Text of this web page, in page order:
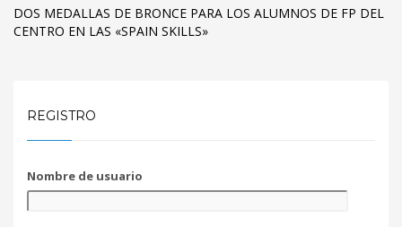
DOS MEDALLAS DE BRONCE PARA LOS ALUMNOS DE FP DEL
CENTRO EN LAS «SPAIN SKILLS»
REGISTRO
Nombre de usuario